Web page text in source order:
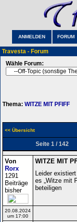
ANMELDEN FORUM
Travesta - Forum
Wähle Forum:
Thema: WITZE MIT PFIFF
<< Übersicht
Seite 1 / 142
Von
Rorx
1291
Beiträge
bisher
WITZE MIT
Leider
es „Witze mit
beteiligen
20.08.2024
um 17:00